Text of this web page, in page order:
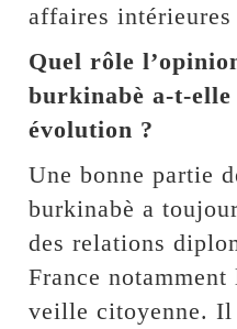
affaires intérieures
Quel rôle
burkinabè a-t-elle
évolution ?
Une bonne partie
burkinabè a
des relations
France
veille citoyenne. Il